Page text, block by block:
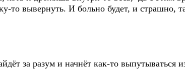
то вывернуть. И больно будет, и страшно,
за разум и начнёт как-то